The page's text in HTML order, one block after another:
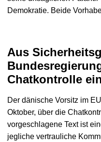
Demokratie. Beide
Aus
Chatkontrolle
Der dänische Vorsitz im
Oktober, über die
vorgeschlagene Text ist
jegliche vertrauliche